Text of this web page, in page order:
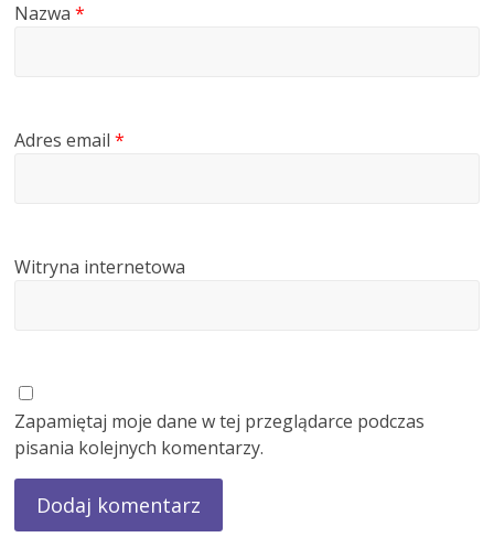
Nazwa*
Adres email*
Witryna internetowa
Zapamiętaj moje dane w tej przeglądarce podczas
pisania kolejnych komentarzy.